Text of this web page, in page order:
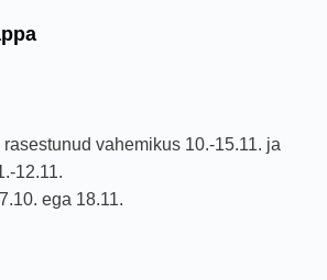
vahemikus 10.-15.11. ja
12.11.
ega 18.11.